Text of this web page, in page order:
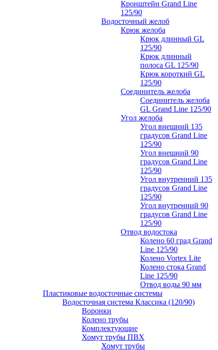
Кронштейн Grand Line
125/90
Водосточный желоб
Крюк желоба
Крюк длинный GL
125/90
Крюк длинный
полоса GL 125/90
Крюк короткий GL
125/90
Соединитель желоба
Соединитель желоба
GL Grand Line 125/90
Угол желоба
Угол внешний 135
градусов Grand Line
125/90
Угол внешний 90
градусов Grand Line
125/90
Угол внутренний 135
градусов Grand Line
125/90
Угол внутренний 90
градусов Grand Line
125/90
Отвод водостока
Колено 60 град Grand
Line 125/90
Колено Vortex Lite
Колено стока Grand
Line 125/90
Отвод воды 90 мм
Пластиковые водосточные системы
Водосточная система Классика (120/90)
Воронки
Колено трубы
Комплектующие
Хомут трубы ПВХ
Хомут трубы